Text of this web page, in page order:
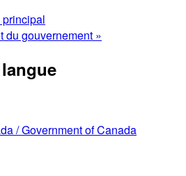
du gouvernement »
/Government of Canada